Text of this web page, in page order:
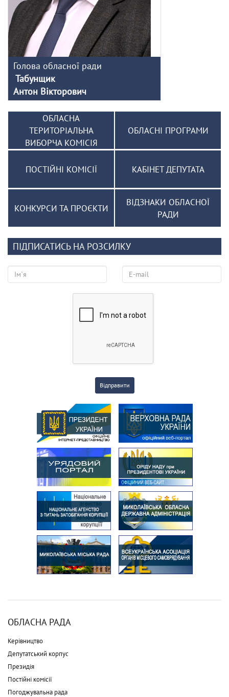
Голова обласної ради
Табунщик
Антон Вікторович
ОБЛАСНА
ТЕРИТОРІАЛЬНА
ВИБОРЧА КОМІСІЯ
ОБЛАСНІ ПРОГРАМИ
ПОСТІЙНІ КОМІСІЇ КАБІНЕТ ДЕПУТАТА
КОНКУРСИ ТА ПРОЄКТИ
ВІДЗНАКИ ОБЛАСНОЇ
РАДИ
ПІДПИСАТИСЬ НА РОЗСИЛКУ
Відправити
ОБЛАСНА РАДА
Керівництво
Депутатський корпус
Президія
Постійні комісії
Погоджувальна рада